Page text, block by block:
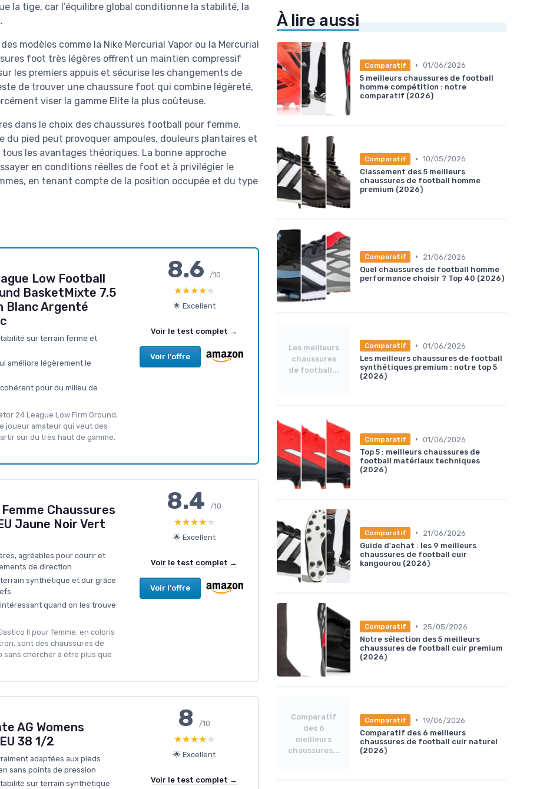
la tige, car l’équilibre global conditionne la stabilité, la
modèles comme la Nike Mercurial Vapor ou la Mercurial
foot très légères offrent un maintien compressif
les premiers appuis et sécurise les changements de
de trouver une chaussure foot qui combine légèreté,
viser la gamme Elite la plus coûteuse.
dans le choix des chaussures football pour femme.
du pied peut provoquer ampoules, douleurs plantaires et
les avantages théoriques. La bonne approche
en conditions réelles de foot et à privilégier le
en tenant compte de la position occupée et du type
Low Football
BasketMixte 7.5
Blanc Argenté
sur terrain ferme et
améliore légèrement le
pour du milieu de
24 League Low Firm Ground,
joueur amateur qui veut des
sur du très haut de gamme.
8.6/10
★★★★★
★★★★★
🌟 Excellent
Voir le test complet →
Voir l'offre
Chaussures
Jaune Noir Vert
agréables pour courir et
de direction
synthétique et dur grâce
quand on les trouve
II pour femme, en coloris
sont des chaussures de
chercher à être plus que
8.4/10
★★★★★
★★★★★
🌟 Excellent
Voir le test complet →
Voir l'offre
AG Womens
38 1/2
adaptées aux pieds
sans points de pression
sur terrain synthétique
8/10
★★★★★
★★★★★
🌟 Excellent
Voir le test complet →
À lire aussi
Comparatif • 01/06/2026
5 meilleurs chaussures de football
homme compétition : notre
comparatif (2026)
Comparatif • 10/05/2026
Classement des 5 meilleurs
chaussures de football homme
premium (2026)
Comparatif •
21/06/2026
Quel chaussures de football homme
performance choisir ? Top 40 (2026)
Les meilleurs
chaussures
de football...
Comparatif • 01/06/2026
Les meilleurs chaussures de football
synthétiques premium : notre top 5
(2026)
Comparatif • 01/06/2026
Top 5 : meilleurs chaussures de
football matériaux techniques
(2026)
Comparatif •
21/06/2026
Guide d'achat : les 9 meilleurs
chaussures de football cuir
kangourou (2026)
Comparatif •
25/05/2026
Notre sélection des 5 meilleurs
chaussures de football cuir premium
(2026)
Comparatif
des 6
meilleurs
chaussures...
Comparatif • 19/06/2026
Comparatif des 6 meilleurs
chaussures de football cuir naturel
(2026)